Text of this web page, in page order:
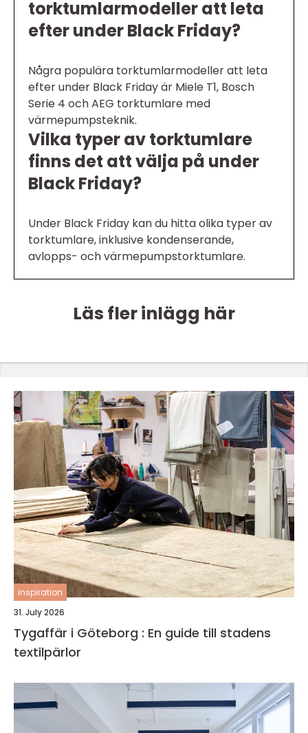
torktumlarmodeller att leta
efter under Black Friday?
Några populära torktumlarmodeller att leta
efter under Black Friday är Miele T1, Bosch
Serie 4 och AEG torktumlare med
värmepumpsteknik.
Vilka typer av torktumlare
finns det att välja på under
Black Friday?
Under Black Friday kan du hitta olika typer av
torktumlare, inklusive kondenserande,
avlopps- och värmepumpstorktumlare.
Läs fler inlägg här
inspiration
31. July 2026
Tygaffär i Göteborg : En guide till stadens
textilpärlor